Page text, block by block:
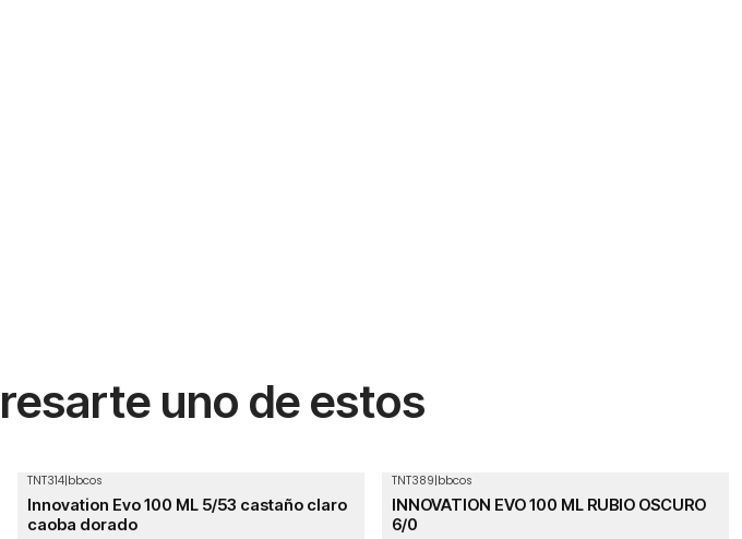
uno de estos
TNT314|bbcos
Innovation Evo 100 ML 5/53 castaño claro
caoba dorado
TNT389|bbcos
INNOVATION EVO 100 ML RUBIO OSCURO
6/0